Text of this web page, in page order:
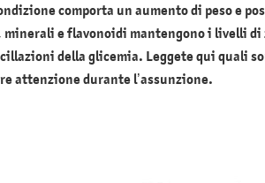
comporta un aumento di peso e
e flavonoidi mantengono i livelli
della glicemia. Leggete qui quali
attenzione durante l’assunzione.